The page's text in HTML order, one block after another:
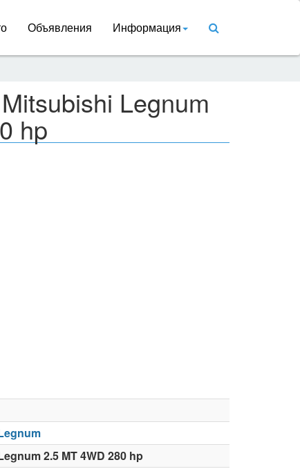
Объявления Информация
Legnum
hp
2.5 MT 4WD 280 hp